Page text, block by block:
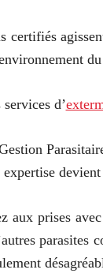
certifiés
d’
expertise
aux prises
parasites